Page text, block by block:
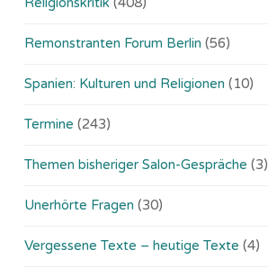
Remonstranten Forum Berlin (56)
Spanien: Kulturen und Religionen (10)
Termine (243)
Themen bisheriger Salon-Gespräche (3)
Unerhörte Fragen (30)
Vergessene Texte – heutige Texte (4)